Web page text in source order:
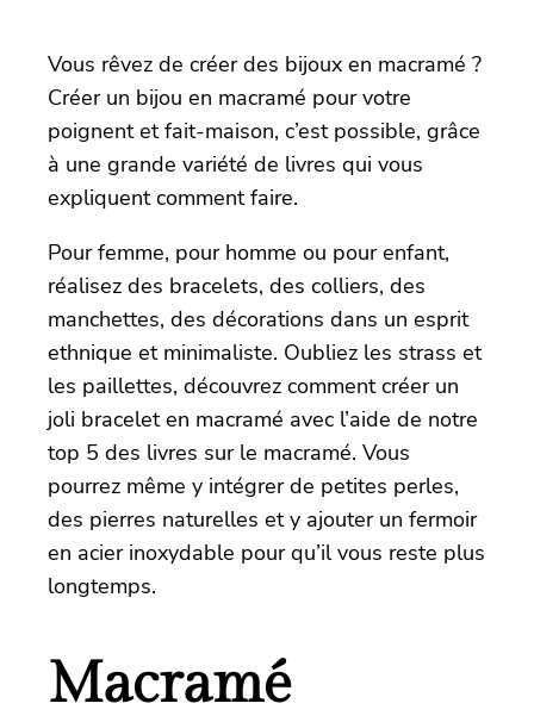
Vous rêvez de créer des bijoux en macramé ?
Créer un bijou en macramé pour votre
poignent et fait-maison, c’est possible, grâce
à une grande variété de livres qui vous
expliquent comment faire.
Pour femme, pour homme ou pour enfant,
réalisez des bracelets, des colliers, des
manchettes, des décorations dans un esprit
ethnique et minimaliste. Oubliez les strass et
les paillettes, découvrez comment créer un
joli bracelet en macramé avec l’aide de notre
top 5 des livres sur le macramé. Vous
pourrez même y intégrer de petites perles,
des pierres naturelles et y ajouter un fermoir
en acier inoxydable pour qu’il vous reste plus
longtemps.
Macramé